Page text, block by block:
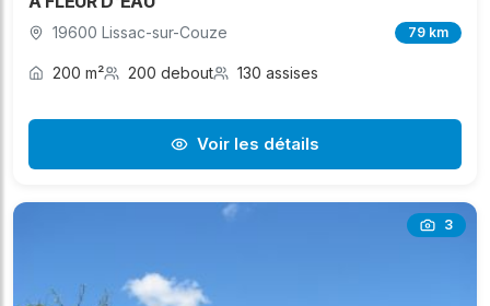
19600 Lissac-sur-Couze 79 km
200 m² 200 debout 130 assises
Voir les détails
3